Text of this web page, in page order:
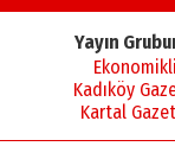
Yayın
Kadıköy
Kartal